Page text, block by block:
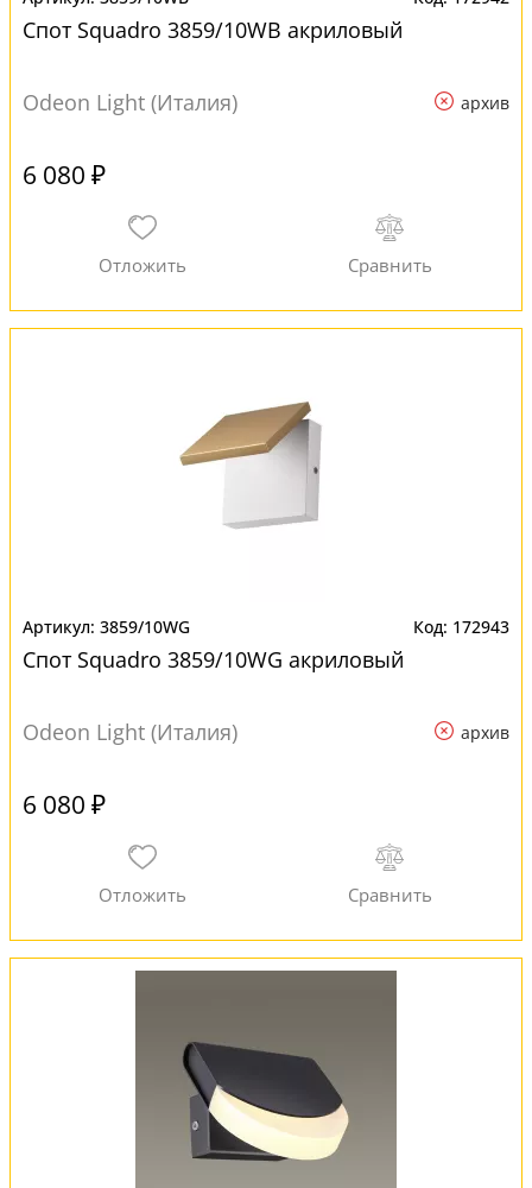
Спот Squadro 3859/10WB акриловый
Odeon Light (Италия) архив
6 080 ₽
3859/10WG 172943
Спот Squadro 3859/10WG акриловый
Odeon Light (Италия) архив
6 080 ₽